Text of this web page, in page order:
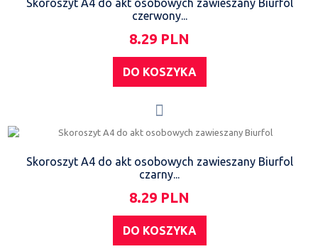
Skoroszyt A4 do akt osobowych zawieszany Biurfol
czerwony...
8.29 PLN
DO KOSZYKA
Skoroszyt A4 do akt osobowych zawieszany Biurfol
czarny...
8.29 PLN
DO KOSZYKA